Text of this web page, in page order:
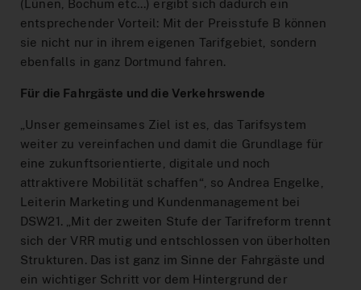
(Lünen, Bochum etc...) ergibt sich dadurch ein
entsprechender Vorteil: Mit der Preisstufe B können
sie nicht nur in ihrem eigenen Tarifgebiet, sondern
ebenfalls in ganz Dortmund fahren.
Für die Fahrgäste und die Verkehrswende
„Unser gemeinsames Ziel ist es, das Tarifsystem
weiter zu vereinfachen und damit die Grundlage für
eine zukunftsorientierte, digitale und noch
attraktivere Mobilität schaffen“, so Andrea Engelke,
Leiterin Marketing und Kundenmanagement bei
DSW21. „Mit der zweiten Stufe der Tarifreform trennt
sich der VRR mutig und entschlossen von überholten
Strukturen. Das ist ganz im Sinne der Fahrgäste und
ein wichtiger Schritt vor dem Hintergrund der